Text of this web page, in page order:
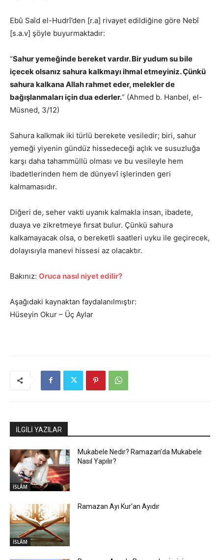
Ebû Saîd el-Hudrî’den [r.a] rivayet edildiğine göre Nebî
[s.a.v] şöyle buyurmaktadır:
“Sahur yemeğinde bereket vardır. Bir yudum su bile
içecek olsanız sahura kalkmayı ihmal etmeyiniz. Çünkü
sahura kalkana Allah rahmet eder, melekler de
bağışlanmaları için dua ederler.” (Ahmed b. Hanbel, el-
Müsned, 3/12)
Sahura kalkmak iki türlü berekete vesiledir; biri, sahur
yemeği yiyenin gündüz hissedeceği açlık ve susuzluğa
karşı daha tahammüllü olması ve bu vesileyle hem
ibadetlerinden hem de dünyevî işlerinden geri
kalmamasıdır.
Diğeri de, seher vakti uyanık kalmakla insan, ibadete,
duaya ve zikretmeye fırsat bulur. Çünkü sahura
kalkamayacak olsa, o bereketli saatleri uyku ile geçirecek,
dolayısıyla manevi hissesi az olacaktır.
Bakınız: Oruca nasıl niyet edilir?
Aşağıdaki kaynaktan faydalanılmıştır:
Hüseyin Okur – Üç Aylar
İLGİLİ YAZILAR
İSLÂM
Mukabele Nedir? Ramazan’da Mukabele
Nasıl Yapılır?
İSLÂM
Ramazan Ayı Kur’an Ayıdır